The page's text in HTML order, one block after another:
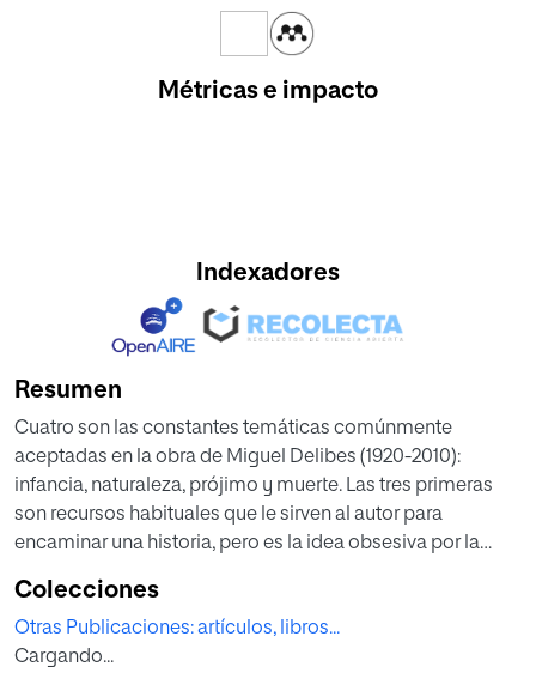
Métricas e impacto
Indexadores
Resumen
Cuatro son las constantes temáticas comúnmente
aceptadas en la obra de Miguel Delibes (1920-2010):
infancia, naturaleza, prójimo y muerte. Las tres primeras
son recursos habituales que le sirven al autor para
encaminar una historia, pero es la idea obsesiva por la
sus novelas. Y es precisamente esta recurrencia la que se
analiza en este artículo, con la particularidad de que el
estudio se centra en exclusiva en los decesos de
Colecciones
Otras Publicaciones: artículos, libros...
Cargando...